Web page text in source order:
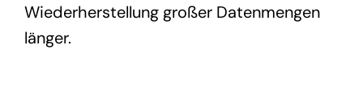
Wiederherstellung großer Datenmengen
länger.